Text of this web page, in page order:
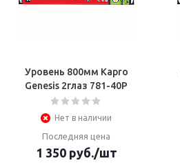
Уровень 800мм Kapro
Genesis 2глаз 781-40Р
Нет в наличии
Последняя цена
1 350руб./шт